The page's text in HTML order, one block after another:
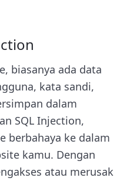
biasanya ada data
kata sandi,
dalam
SQL Injection,
berbahaya ke dalam
kamu. Dengan
atau merusak